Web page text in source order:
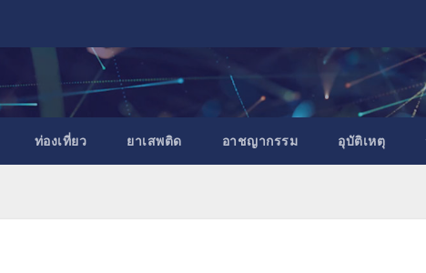
ท่องเที่ยว ยาเสพติด อาชญากรรม อุบัติเหตุ